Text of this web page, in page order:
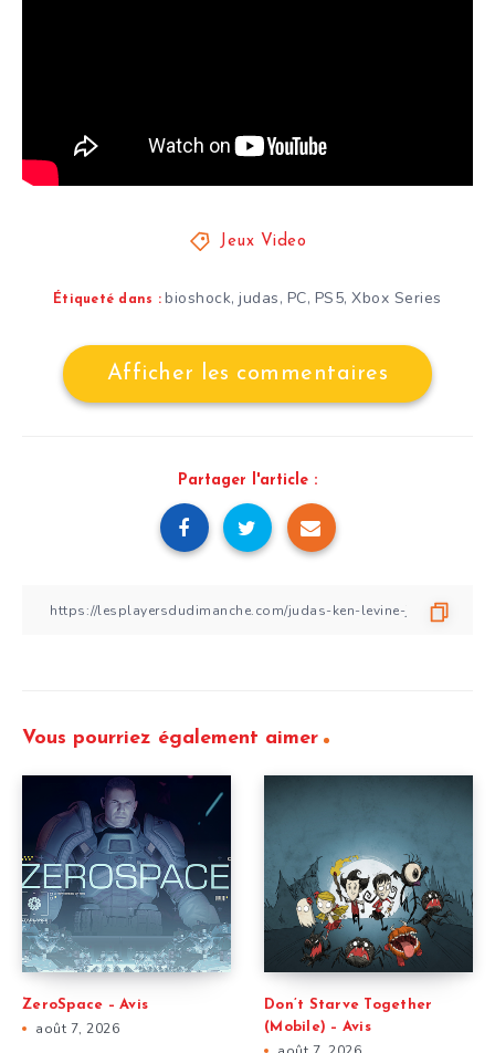
Jeux Video
Étiqueté dans : bioshock,judas, PC, PS5,Xbox Series
Afficher les commentaires
Partager l'article :
Vous pourriez également aimer
ZeroSpace – Avis
août 7, 2026
Don’t Starve Together
(Mobile) – Avis